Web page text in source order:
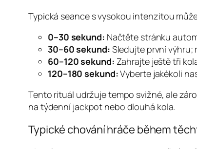
Typická seance s vysokou intenzitou
0–30 sekund: Načtěte stránku
30–60 sekund: Sledujte první
60–120 sekund: Zahrajte ještě tři
120–180 sekund:Vyberte jakékoli
Tento rituál udržuje tempo svižné, ale
na týdenní jackpot nebo dlouhá kola.
Typické chování hráče během